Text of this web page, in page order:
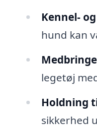
Kennel-
hund kan
legetøj
Holdning
sikkerhed